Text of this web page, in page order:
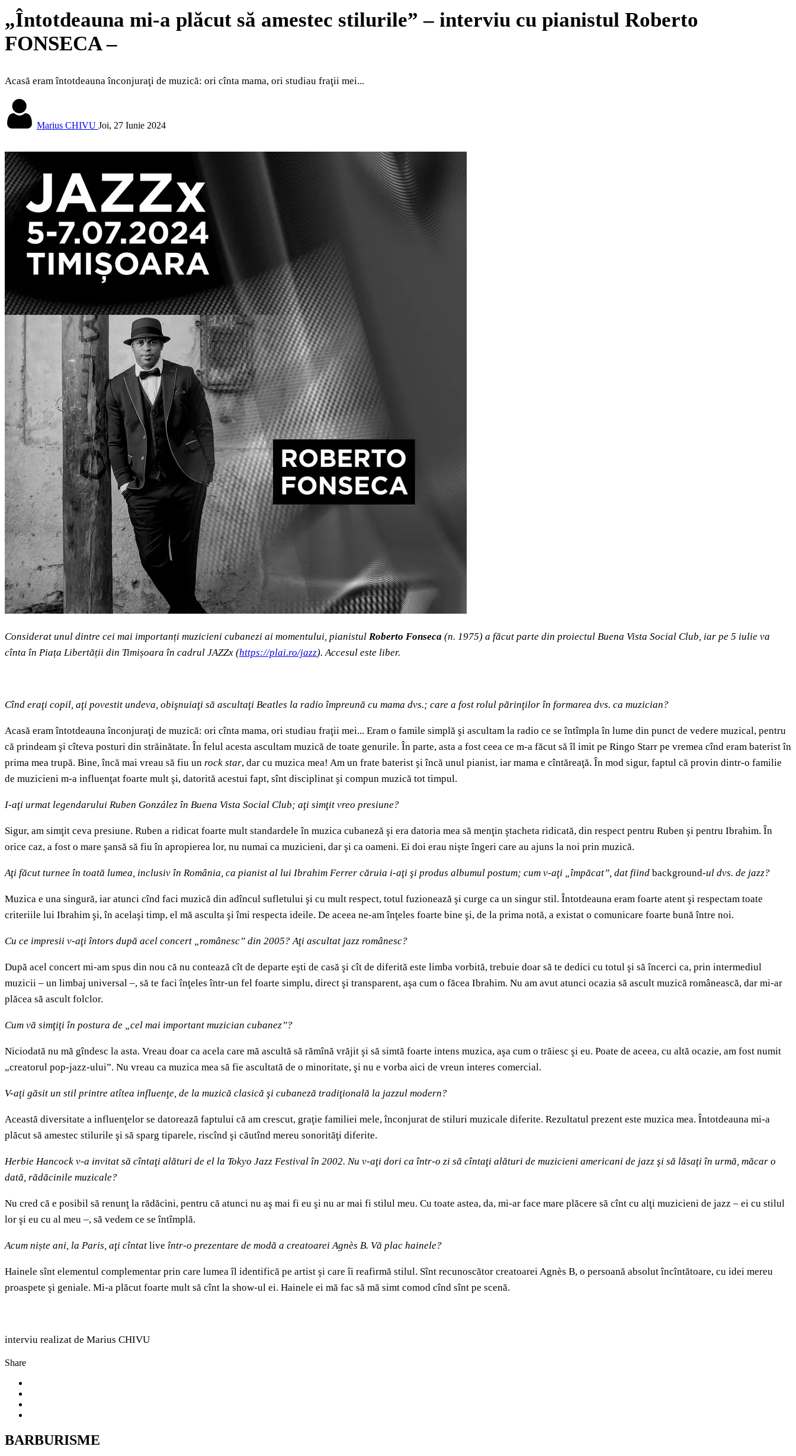
„Întotdeauna mi-a plăcut să amestec stilurile” – interviu cu pianistul Roberto
FONSECA –
Acasă eram întotdeauna înconjuraţi de muzică: ori cînta mama, ori studiau fraţii mei...
Marius CHIVU Joi, 27 Iunie 2024
Considerat unul dintre cei mai importanți muzicieni cubanezi ai momentului, pianistul Roberto Fonseca (n. 1975) a făcut parte din proiectul Buena Vista Social Club, iar pe 5 iulie va
cînta în Piața Libertății din Timișoara în cadrul JAZZx (https://plai.ro/jazz). Accesul este liber.
Cînd eraţi copil, aţi povestit undeva, obişnuiaţi să ascultaţi Beatles la radio împreună cu mama dvs.; care a fost rolul părinţilor în formarea dvs. ca muzician?
Acasă eram întotdeauna înconjuraţi de muzică: ori cînta mama, ori studiau fraţii mei... Eram o famile simplă şi ascultam la radio ce se întîmpla în lume din punct de vedere muzical, pentru
că prindeam şi cîteva posturi din străinătate. În felul acesta ascultam muzică de toate genurile. În parte, asta a fost ceea ce m-a făcut să îl imit pe Ringo Starr pe vremea cînd eram baterist în
prima mea trupă. Bine, încă mai vreau să fiu un rock star, dar cu muzica mea! Am un frate baterist şi încă unul pianist, iar mama e cîntăreaţă. În mod sigur, faptul că provin dintr-o familie
de muzicieni m-a influenţat foarte mult şi, datorită acestui fapt, sînt disciplinat şi compun muzică tot timpul.
I-aţi urmat legendarului Ruben González în Buena Vista Social Club; aţi simţit vreo presiune?
Sigur, am simţit ceva presiune. Ruben a ridicat foarte mult standardele în muzica cubaneză şi era datoria mea să menţin ştacheta ridicată, din respect pentru Ruben şi pentru Ibrahim. În
orice caz, a fost o mare şansă să fiu în apropierea lor, nu numai ca muzicieni, dar şi ca oameni. Ei doi erau nişte îngeri care au ajuns la noi prin muzică.
Aţi făcut turnee în toată lumea, inclusiv în România, ca pianist al lui Ibrahim Ferrer căruia i-aţi şi produs albumul postum; cum v-aţi „împăcat”, dat fiind background-ul dvs. de jazz?
Muzica e una singură, iar atunci cînd faci muzică din adîncul sufletului şi cu mult respect, totul fuzionează şi curge ca un singur stil. Întotdeauna eram foarte atent şi respectam toate
criteriile lui Ibrahim şi, în acelaşi timp, el mă asculta şi îmi respecta ideile. De aceea ne-am înţeles foarte bine şi, de la prima notă, a existat o comunicare foarte bună între noi.
Cu ce impresii v-aţi întors după acel concert „românesc” din 2005? Aţi ascultat jazz românesc?
După acel concert mi-am spus din nou că nu contează cît de departe eşti de casă şi cît de diferită este limba vorbită, trebuie doar să te dedici cu totul şi să încerci ca, prin intermediul
muzicii – un limbaj universal –, să te faci înţeles într-un fel foarte simplu, direct şi transparent, aşa cum o făcea Ibrahim. Nu am avut atunci ocazia să ascult muzică românească, dar mi-ar
plăcea să ascult folclor.
Cum vă simţiţi în postura de „cel mai important muzician cubanez”?
Niciodată nu mă gîndesc la asta. Vreau doar ca acela care mă ascultă să rămînă vrăjit şi să simtă foarte intens muzica, aşa cum o trăiesc şi eu. Poate de aceea, cu altă ocazie, am fost numit
„creatorul pop-jazz-ului”. Nu vreau ca muzica mea să fie ascultată de o minoritate, şi nu e vorba aici de vreun interes comercial.
V-aţi găsit un stil printre atîtea influenţe, de la muzică clasică şi cubaneză tradiţională la jazzul modern?
Această diversitate a influenţelor se datorează faptului că am crescut, graţie familiei mele, înconjurat de stiluri muzicale diferite. Rezultatul prezent este muzica mea. Întotdeauna mi-a
plăcut să amestec stilurile şi să sparg tiparele, riscînd şi căutînd mereu sonorităţi diferite.
Herbie Hancock v-a invitat să cîntaţi alături de el la Tokyo Jazz Festival în 2002. Nu v-aţi dori ca într-o zi să cîntaţi alături de muzicieni americani de jazz şi să lăsaţi în urmă, măcar o
dată, rădăcinile muzicale?
Nu cred că e posibil să renunţ la rădăcini, pentru că atunci nu aş mai fi eu şi nu ar mai fi stilul meu. Cu toate astea, da, mi-ar face mare plăcere să cînt cu alţi muzicieni de jazz – ei cu stilul
lor şi eu cu al meu –, să vedem ce se întîmplă.
Acum niște ani, la Paris, aţi cîntat live într-o prezentare de modă a creatoarei Agnès B. Vă plac hainele?
Hainele sînt elementul complementar prin care lumea îl identifică pe artist şi care îi reafirmă stilul. Sînt recunoscător creatoarei Agnès B, o persoană absolut încîntătoare, cu idei mereu
proaspete şi geniale. Mi-a plăcut foarte mult să cînt la show-ul ei. Hainele ei mă fac să mă simt comod cînd sînt pe scenă.
interviu realizat de Marius CHIVU
Share
BARBURISME